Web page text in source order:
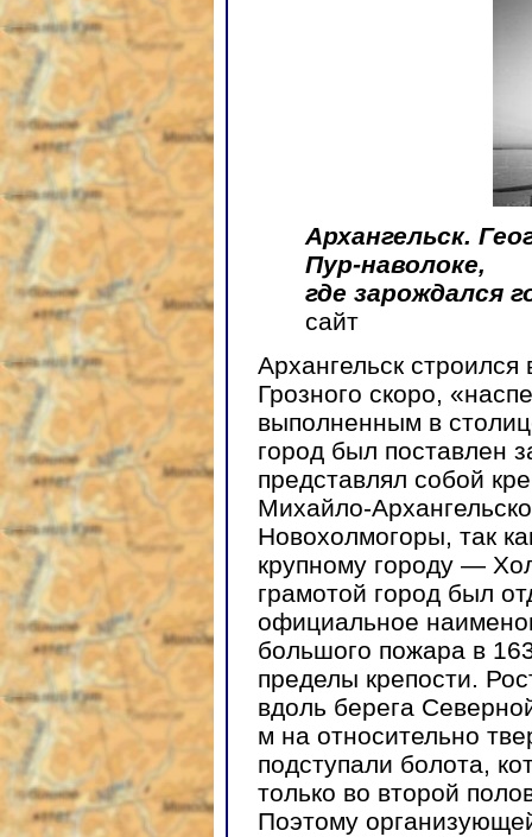
Архангельск.
Пур-наволоке,
где зарождался
сайт
Архангельск
Грозного скоро,
выполненным в
город был поставлен
представлял собой
Михайло-
Новохолмогоры, так
крупному городу —
грамотой город был
официальное
большого пожара в
пределы крепости.
вдоль берега
м на относительно
подступали болота,
только во второй
Поэтому